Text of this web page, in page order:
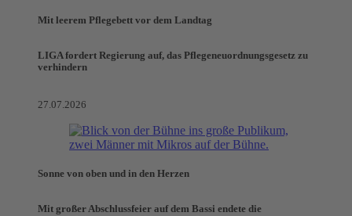
Mit leerem Pflegebett vor dem Landtag
LIGA fordert Regierung auf, das Pflegeneuordnungsgesetz zu
verhindern
27.07.2026
Sonne von oben und in den Herzen
Mit großer Abschlussfeier auf dem Bassi endete die